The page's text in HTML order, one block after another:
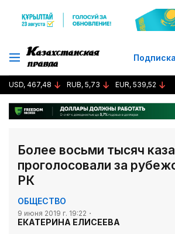
Подписка
USD, 467,48 RUB, 5,73 EUR, 539,52
Более восьми тысяч
проголосовали за
РК
ОБЩЕСТВО
9 июня 2019 г. 19:22
ЕКАТЕРИНА ЕЛИСЕЕВА